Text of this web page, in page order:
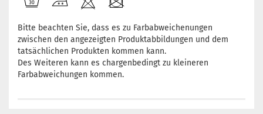
Bitte beachten Sie, dass es zu Farbabweichenungen
zwischen den angezeigten Produktabbildungen und dem
tatsächlichen Produkten kommen kann.
Des Weiteren kann es chargenbedingt zu kleineren
Farbabweichungen kommen.